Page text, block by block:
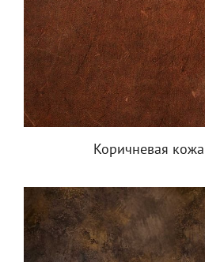
Коричневая кожа